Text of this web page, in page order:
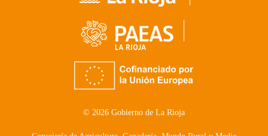
© 2026 Gobierno de La Rioja